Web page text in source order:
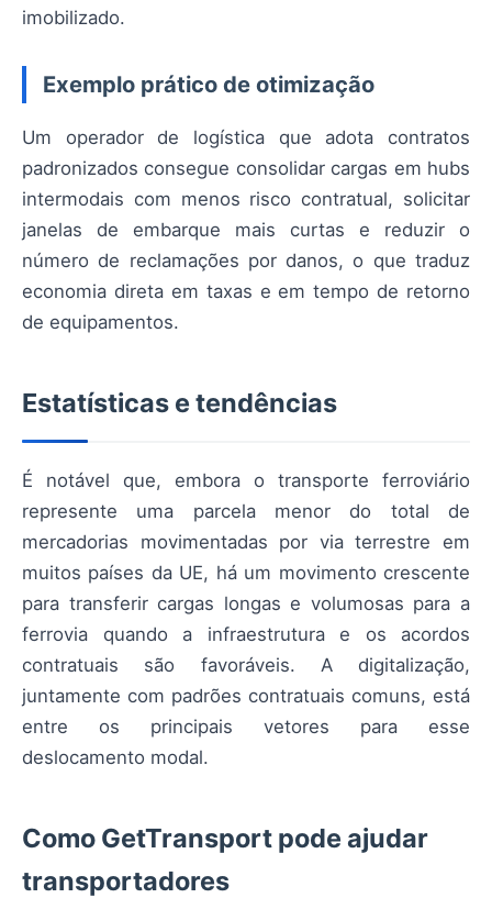
imobilizado.
Exemplo prático de otimização
Um operador de logística que adota contratos
padronizados consegue consolidar cargas em hubs
intermodais com menos risco contratual, solicitar
janelas de embarque mais curtas e reduzir o
número de reclamações por danos, o que traduz
economia direta em taxas e em tempo de retorno
de equipamentos.
Estatísticas e tendências
É notável que, embora o transporte ferroviário
represente uma parcela menor do total de
mercadorias movimentadas por via terrestre em
muitos países da UE, há um movimento crescente
para transferir cargas longas e volumosas para a
ferrovia quando a infraestrutura e os acordos
contratuais são favoráveis. A digitalização,
juntamente com padrões contratuais comuns, está
entre os principais vetores para esse
deslocamento modal.
Como GetTransport pode ajudar
transportadores